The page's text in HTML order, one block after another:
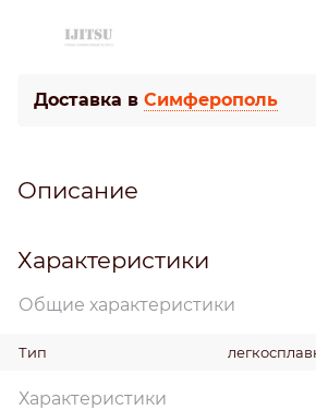
Доставка в Симферополь
Описание
Характеристики
Общие характеристики
Тип
Характеристики